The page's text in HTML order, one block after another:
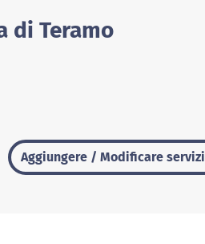
di Teramo
Aggiungere / Modificare servizi